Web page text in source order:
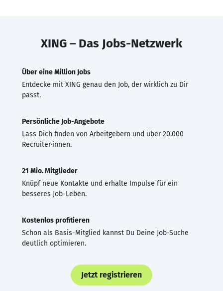
XING – Das Jobs-Netzwerk
Über eine Million Jobs
Entdecke mit XING genau den Job, der wirklich zu Dir
passt.
Persönliche Job-Angebote
Lass Dich finden von Arbeitgebern und über 20.000
Recruiter·innen.
21 Mio. Mitglieder
Knüpf neue Kontakte und erhalte Impulse für ein
besseres Job-Leben.
Kostenlos profitieren
Schon als Basis-Mitglied kannst Du Deine Job-Suche
deutlich optimieren.
Jetzt registrieren